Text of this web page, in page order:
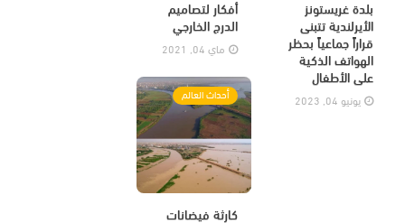
بلدة غريستونز
الأيرلندية تتبنى
قراراً جماعياً بحظر
الهواتف الذكية
على الأطفال
يونيو 04, 2023
أفكار لتصاميم
الدرج الخارجي
ماي 04, 2021
أحداث العالم
كارثة فيضانات